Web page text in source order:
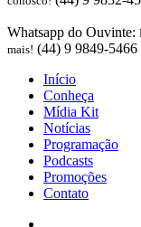
Whatsapp do Ouvinte:
mais! (44) 9 9849-5466
Início
Conheça
Mídia Kit
Notícias
Programação
Podcasts
Promoções
Contato